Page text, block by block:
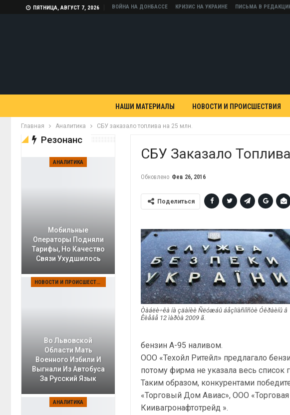
ПЯТНИЦА, АВГУСТ 7, 2026 ВОЙНА НА ДОНБАССЕ КРИЗИС НА УКРАИНЕ ПИСЬМА В
НАШИ МАТЕРИАЛЫ НОВОСТИ И ПРОИСШЕСТВИЯ
Главная Аналитика СБУ заказало топлива на 25 млн.
СБУ Заказало
Обновлено Фев 26, 2016
Поделиться
Òàáëè÷êà íà çäàíèè Ñëóæáû áåçîïàñíîñòè Óêðàèíû â
Êèåâå 12 ìàðòà 2009 ã.
бензин А-95 наливом.
ООО «Техойл Ритейл» предлагало
потому фирма не указала весь список
Таким образом, конкурентами
«Торговый Дом Авиас», ООО
Киивагронафтотрейд ».
Резонанс
АНАЛИТИКА
Мобильные
Операторы Подняли
Тарифы, Но Качество
Связи Ухудшилось
НОВОСТИ И ПРОИСШЕСТВИЯ
Во Львовской
Области Мать
Военного Избили И
Выгнали Из Автобуса
За Русский Язык
АНАЛИТИКА